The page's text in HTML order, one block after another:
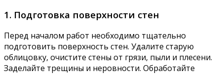
1. Подготовка поверхности стен
Перед началом работ необходимо тщательно
подготовить поверхность стен. Удалите старую
облицовку‚ очистите стены от грязи‚ пыли и плесени.
Заделайте трещины и неровности. Обработайте